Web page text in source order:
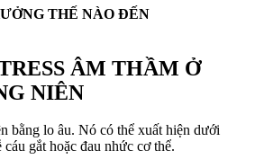
THẾ NÀO ĐẾN
ÂM THẦM Ở
NIÊN
bằng lo âu. Nó có thể xuất hiện dưới
gắt hoặc đau nhức cơ thể.